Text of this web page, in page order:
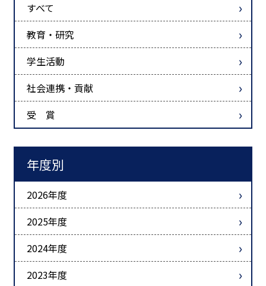
すべて
教育・研究
学生活動
社会連携・貢献
受 賞
年度別
2026年度
2025年度
2024年度
2023年度